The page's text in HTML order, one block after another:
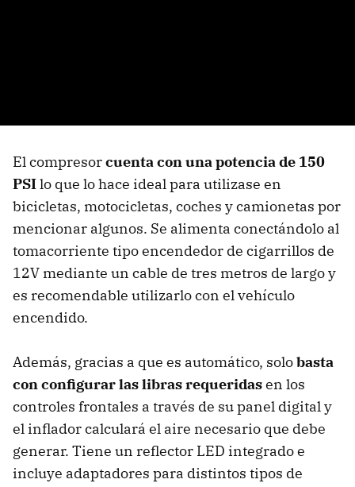
El compresorcuenta con una potencia de 150
PSIlo que lo hace ideal para utilizase en
bicicletas, motocicletas, coches y camionetas por
mencionar algunos. Se alimenta conectándolo al
tomacorriente tipo encendedor de cigarrillos de
12V mediante un cable de tres metros de largo y
es recomendable utilizarlo con el vehículo
encendido.
Además, gracias a que es automático, solobasta
con configurar las libras requeridasen los
controles frontales a través de su panel digital y
el inflador calculará el aire necesario que debe
generar. Tiene un reflector LED integrado e
incluye adaptadores para distintos tipos de